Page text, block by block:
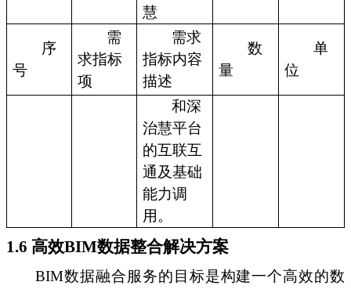
慧
序
号
需
求指标
项
需求
指标内容
描述
数
量
单
位
和深
治慧平台
的互联互
通及基础
能力调
用。
1.6 高效BIM数据整合解决方案
BIM数据融合服务的目标是构建一个高效的数